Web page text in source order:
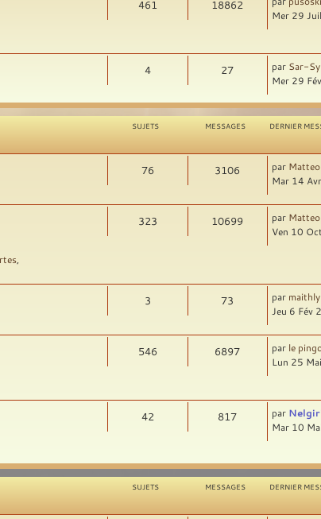
461 18862
Mer 29
4 27 par Sar-
Mer 29
SUJETS MESSAGES DERNIER
76 3106 par Matteo
Mar 14
323 10699 par Matteo
Ven 10
3 73 par maithly
Jeu 6 Fév
546 6897 par le
Lun 25
42 817 par
Mar 10
SUJETS MESSAGES DERNIER